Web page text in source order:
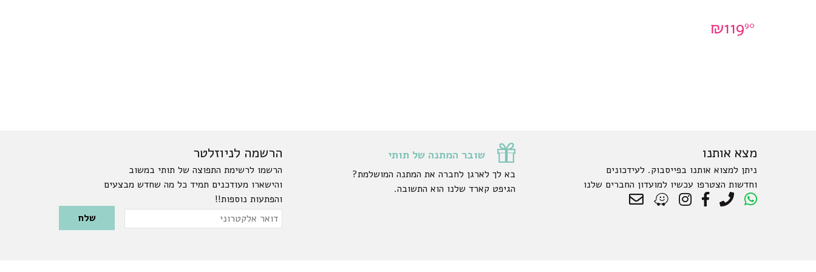
₪11990
מצא אותנו
ניתן למצוא אותנו בפייסבוק. לעידכונים
וחדשות הצטרפו עכשיו למועדון החברים שלנו
שובר המתנה של תותי
בא לך לארגן לחברה את המתנה המושלמת?
הגיפט קארד שלנו הוא התשובה.
הרשמה לניוזלטר
הרשמו לרשימת התפוצה של תותי במשוב
והישארו מעודכנים תמיד כל מה שחדש מבצעים
והפתעות נוספות!!
Please leave this field empty.
דואר